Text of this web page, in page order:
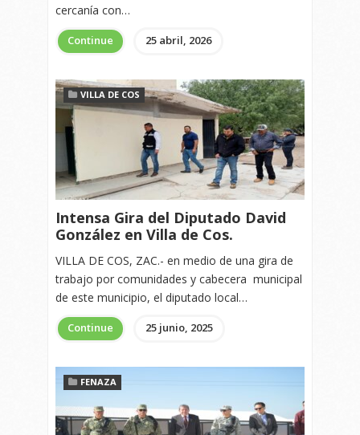
cercanía con…
Continue 25 abril, 2026
VILLA DE COS
Intensa Gira del Diputado David
González en Villa de Cos.
VILLA DE COS, ZAC.- en medio de una gira de
trabajo por comunidades y cabecera municipal
de este municipio, el diputado local…
Continue 25 junio, 2025
FENAZA